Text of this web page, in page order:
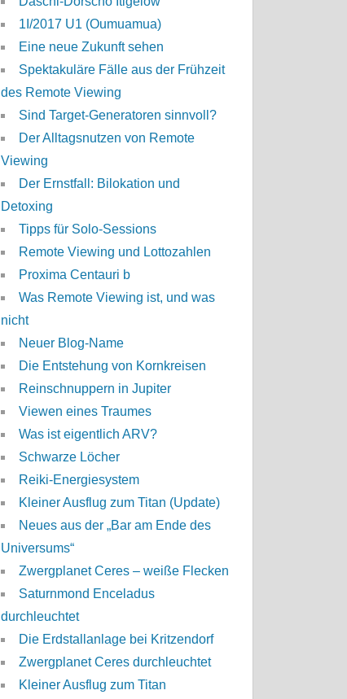
1I/2017 U1 (Oumuamua)
Eine neue Zukunft sehen
Spektakuläre Fälle aus der Frühzeit
des Remote Viewing
Sind Target-Generatoren sinnvoll?
Der Alltagsnutzen von Remote
Viewing
Der Ernstfall: Bilokation und
Detoxing
Tipps für Solo-Sessions
Remote Viewing und Lottozahlen
Proxima Centauri b
Was Remote Viewing ist, und was
nicht
Neuer Blog-Name
Die Entstehung von Kornkreisen
Reinschnuppern in Jupiter
Viewen eines Traumes
Was ist eigentlich ARV?
Schwarze Löcher
Reiki-Energiesystem
Kleiner Ausflug zum Titan (Update)
Neues aus der „Bar am Ende des
Universums“
Zwergplanet Ceres – weiße Flecken
Saturnmond Enceladus
durchleuchtet
Die Erdstallanlage bei Kritzendorf
Zwergplanet Ceres durchleuchtet
Kleiner Ausflug zum Titan